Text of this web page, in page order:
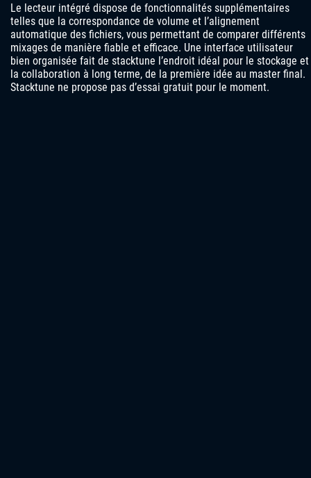
Le lecteur intégré dispose de fonctionnalités supplémentaires
telles que la correspondance de volume et l’alignement
automatique des fichiers, vous permettant de comparer différents
mixages de manière fiable et efficace. Une interface utilisateur
bien organisée fait de stacktune l’endroit idéal pour le stockage et
la collaboration à long terme, de la première idée au master final.
Stacktune ne propose pas d’essai gratuit pour le moment.